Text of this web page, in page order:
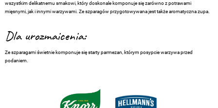
wszystkim delikatnemu smakowi, który doskonale komponuje się zarówno z potrawami
mięsnymi, jak i innymi warzywami. Ze szparagów przygotowywana jest także aromatyczna zupa.
Dla urozmaicenia:
Ze szparagami świetnie komponuje się starty parmezan, którym posypcie warzywa przed
podaniem.